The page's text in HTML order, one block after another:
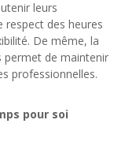
leurs
respect des heures
De même, la
permet de maintenir
professionnelles.
pour soi